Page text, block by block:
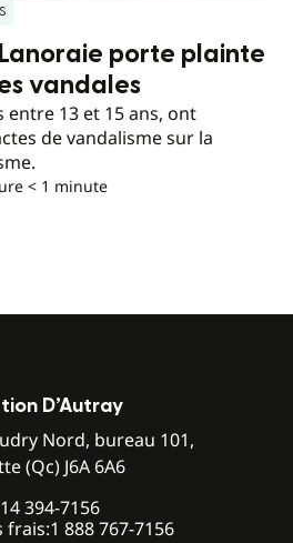
porte plainte
vandales
entre 13 et 15 ans, ont
de vandalisme sur la
< 1 minute
D’Autray
Nord, bureau 101,
(Qc) J6A 6A6
394-7156
frais:1 888 767-7156